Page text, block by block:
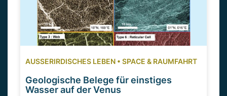
AUSSERIRDISCHES LEBEN • SPACE & RAUMFAHRT
Geologische Belege für einstiges
Wasser auf der Venus